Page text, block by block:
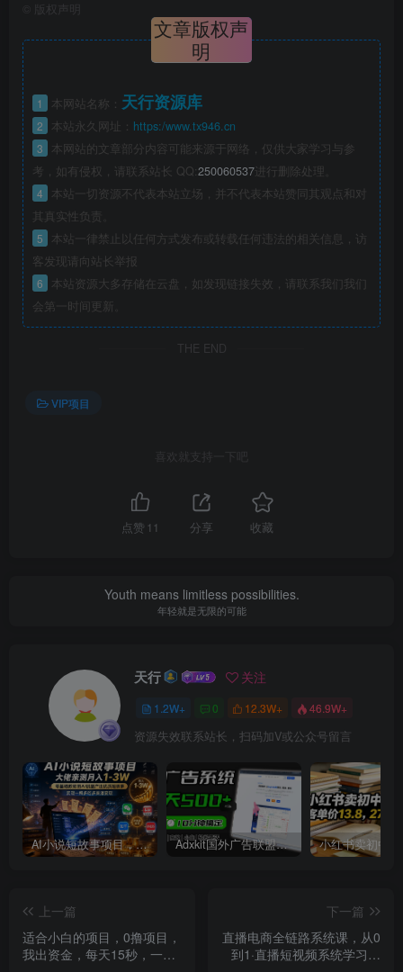
版权声明
文章版权声
明
1 本网站名称： 天行资源库
2 本站永久网址： https:/www.tx946.cn
3
本网站的文章部分内容可能来源于网络，仅供大家学习与参
考，如有侵权，请联系站长 QQ:250060537进行删除处理。
4
本站一切资源不代表本站立场，并不代表本站赞同其观点和对
其真实性负责。
5
本站一律禁止以任何方式发布或转载任何违法的相关信息，访
客发现请向站长举报
6
本站资源大多存储在云盘，如发现链接失效，请联系我们我们
会第一时间更新。
THE END
VIP项目
喜欢就支持一下吧
点赞 11 分享 收藏
Youth means limitless possibilities.
年轻就是无限的可能
天行 关注
1.2W+ 0 12.3W+ 46.9W+
资源失效联系站长，扫码加V或公众号留言
AI小说短故事项目，大佬亲测月入1-3W，零基础教你用AI批量产出优质短故事，实现一稿多吃多渠道变现 Adxkit国外广告联盟系统，一天上500+广告，让你的投放更加高效简单！
上一篇
适合小白的项目，0撸项目，
我出资金，每天15秒，一单
下一篇
直播电商全链路系统课，从0
到1·直播短视频系统学习，